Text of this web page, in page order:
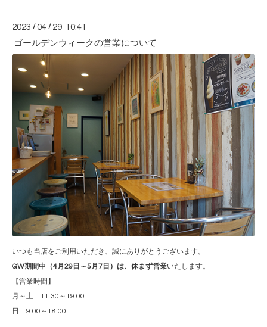
2023 /04 / 29 10:41
ゴールデンウィークの営業について
いつも当店をご利用いただき、誠にありがとうございます。
GW期間中（4月29日～5月7日）は、休まず営業いたします。
【営業時間】
月～土 11:30～19:00
日 9:00～18:00